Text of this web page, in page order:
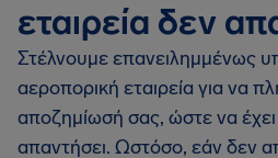
εταιρεία δεν
Στέλνουμε επανειλημμένως
αεροπορική εταιρεία για να
αποζημίωσή σας, ώστε να
απαντήσει. Ωστόσο, εάν δεν